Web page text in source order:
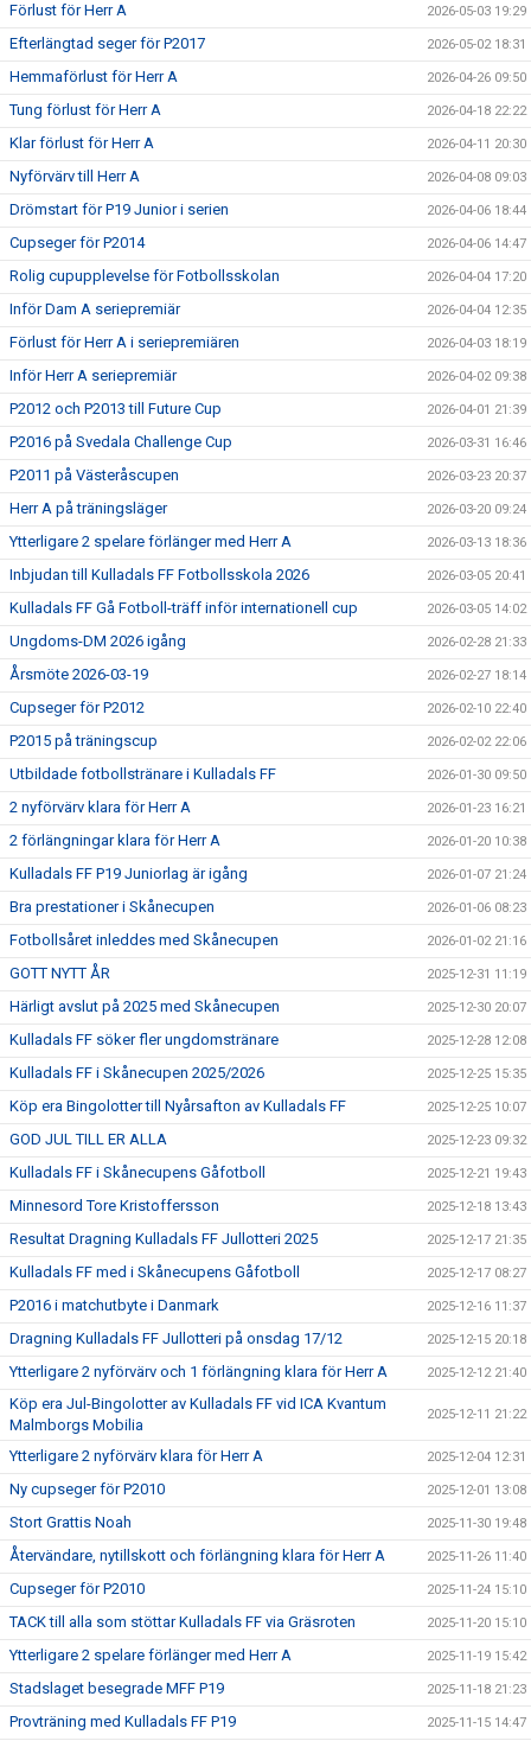
Förlust för Herr A 2026-05-03 19:29
Efterlängtad seger för P2017 2026-05-02 18:31
Hemmaförlust för Herr A 2026-04-26 09:50
Tung förlust för Herr A 2026-04-18 22:22
Klar förlust för Herr A 2026-04-11 20:30
Nyförvärv till Herr A 2026-04-08 09:03
Drömstart för P19 Junior i serien 2026-04-06 18:44
Cupseger för P2014 2026-04-06 14:47
Rolig cupupplevelse för Fotbollsskolan 2026-04-04 17:20
Inför Dam A seriepremiär 2026-04-04 12:35
Förlust för Herr A i seriepremiären 2026-04-03 18:19
Inför Herr A seriepremiär 2026-04-02 09:38
P2012 och P2013 till Future Cup 2026-04-01 21:39
P2016 på Svedala Challenge Cup 2026-03-31 16:46
P2011 på Västeråscupen 2026-03-23 20:37
Herr A på träningsläger 2026-03-20 09:24
Ytterligare 2 spelare förlänger med Herr A 2026-03-13 18:36
Inbjudan till Kulladals FF Fotbollsskola 2026 2026-03-05 20:41
Kulladals FF Gå Fotboll-träff inför internationell cup 2026-03-05 14:02
Ungdoms-DM 2026 igång 2026-02-28 21:33
Årsmöte 2026-03-19 2026-02-27 18:14
Cupseger för P2012 2026-02-10 22:40
P2015 på träningscup 2026-02-02 22:06
Utbildade fotbollstränare i Kulladals FF 2026-01-30 09:50
2 nyförvärv klara för Herr A 2026-01-23 16:21
2 förlängningar klara för Herr A 2026-01-20 10:38
Kulladals FF P19 Juniorlag är igång 2026-01-07 21:24
Bra prestationer i Skånecupen 2026-01-06 08:23
Fotbollsåret inleddes med Skånecupen 2026-01-02 21:16
GOTT NYTT ÅR 2025-12-31 11:19
Härligt avslut på 2025 med Skånecupen 2025-12-30 20:07
Kulladals FF söker fler ungdomstränare 2025-12-28 12:08
Kulladals FF i Skånecupen 2025/2026 2025-12-25 15:35
Köp era Bingolotter till Nyårsafton av Kulladals FF 2025-12-25 10:07
GOD JUL TILL ER ALLA 2025-12-23 09:32
Kulladals FF i Skånecupens Gåfotboll 2025-12-21 19:43
Minnesord Tore Kristoffersson 2025-12-18 13:43
Resultat Dragning Kulladals FF Jullotteri 2025 2025-12-17 21:35
Kulladals FF med i Skånecupens Gåfotboll 2025-12-17 08:27
P2016 i matchutbyte i Danmark 2025-12-16 11:37
Dragning Kulladals FF Jullotteri på onsdag 17/12 2025-12-15 20:18
Ytterligare 2 nyförvärv och 1 förlängning klara för Herr A 2025-12-12 21:40
Köp era Jul-Bingolotter av Kulladals FF vid ICA Kvantum
Malmborgs Mobilia
2025-12-11 21:22
Ytterligare 2 nyförvärv klara för Herr A 2025-12-04 12:31
Ny cupseger för P2010 2025-12-01 13:08
Stort Grattis Noah 2025-11-30 19:48
Återvändare, nytillskott och förlängning klara för Herr A 2025-11-26 11:40
Cupseger för P2010 2025-11-24 15:10
TACK till alla som stöttar Kulladals FF via Gräsroten 2025-11-20 15:10
Ytterligare 2 spelare förlänger med Herr A 2025-11-19 15:42
Stadslaget besegrade MFF P19 2025-11-18 21:23
Provträning med Kulladals FF P19 2025-11-15 14:47